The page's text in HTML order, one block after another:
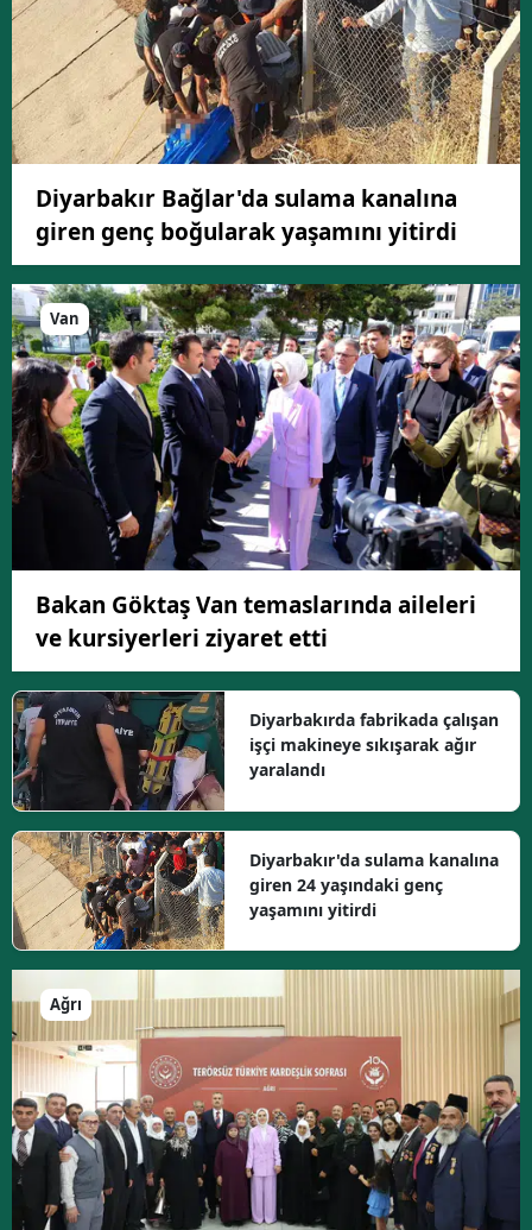
Diyarbakır Bağlar'da sulama kanalına
giren genç boğularak yaşamını yitirdi
Van
Bakan Göktaş Van temaslarında aileleri
ve kursiyerleri ziyaret etti
Diyarbakırda fabrikada çalışan
işçi makineye sıkışarak ağır
yaralandı
Diyarbakır'da sulama kanalına
giren 24 yaşındaki genç
yaşamını yitirdi
Ağrı